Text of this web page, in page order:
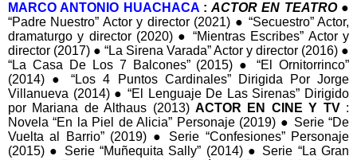
MARCO ANTONIO HUACHACA :ACTOR EN TEATRO●
“Padre Nuestro” Actor y director (2021) ● “Secuestro” Actor,
dramaturgo y director (2020) ● “Mientras Escribes” Actor y
director (2017) ● “La Sirena Varada” Actor y director (2016) ●
“La Casa De Los 7 Balcones” (2015) ● “El Ornitorrinco”
(2014) ● “Los 4 Puntos Cardinales” Dirigida Por Jorge
Villanueva (2014) ● “El Lenguaje De Las Sirenas” Dirigido
por Mariana de Althaus (2013) ACTOR EN CINE Y TV:
Novela “En la Piel de Alicia” Personaje (2019) ● Serie “De
Vuelta al Barrio” (2019) ● Serie “Confesiones” Personaje
(2015) ● Serie “Muñequita Sally” (2014) ● Serie “La Gran